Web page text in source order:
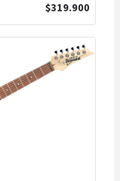
$319.900